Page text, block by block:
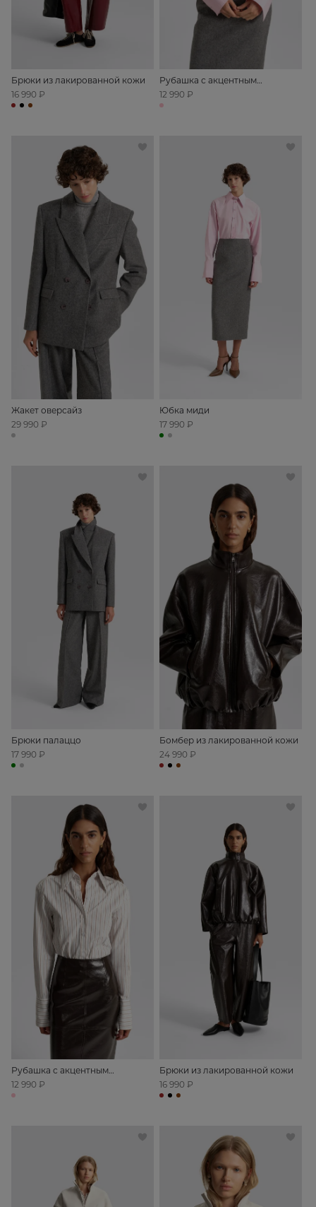
Брюки из лакированной кожи
16 990 ₽
Рубашка с акцентным
воротником
12 990 ₽
Жакет оверсайз
29 990 ₽
Юбка миди
17 990 ₽
Брюки палаццо
17 990 ₽
Бомбер из лакированной кожи
24 990 ₽
Рубашка с акцентным
воротником
12 990 ₽
Брюки из лакированной кожи
16 990 ₽